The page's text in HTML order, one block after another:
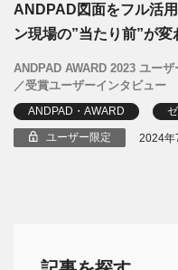
ANDPAD図面をフル活
ン現場の”当たり前”が変
ANDPAD AWARD 2023 ユー
／受賞ユーザーインタビュー
ANDPAD・AWARD
ユーザー限定 2024年